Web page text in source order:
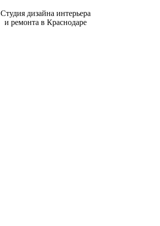
Студия дизайна интерьера
и ремонта в Краснодаре